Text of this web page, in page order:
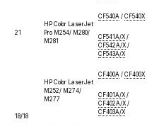
21
HP Color LaserJet
Pro M254/ M280/
M281
CF540A / CF540X
CF541A/X /
CF542A/X /
CF543A/X
18/18
HP Color LaserJet
M252/ M274/
M277
CF400A / CF400X
CF401A/X /
CF402A/X /
CF403A/X